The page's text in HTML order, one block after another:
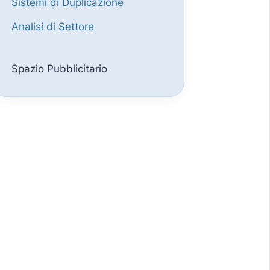
Sistemi di Duplicazione
Analisi di Settore
Spazio Pubblicitario